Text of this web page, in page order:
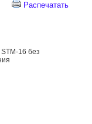
Распечатать
16 без